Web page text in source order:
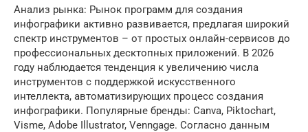
Анализ рынка: Рынок программ для создания
инфографики активно развивается, предлагая широкий
спектр инструментов – от простых онлайн-сервисов до
профессиональных десктопных приложений. В 2026
году наблюдается тенденция к увеличению числа
инструментов с поддержкой искусственного
интеллекта, автоматизирующих процесс создания
инфографики. Популярные бренды: Canva, Piktochart,
Visme, Adobe Illustrator, Venngage. Согласно данным